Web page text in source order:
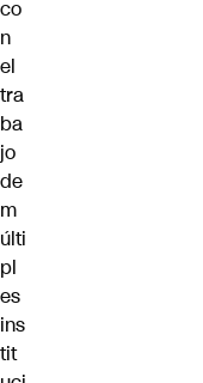
co
n
el
tra
ba
jo
de
m
últi
pl
es
ins
tit